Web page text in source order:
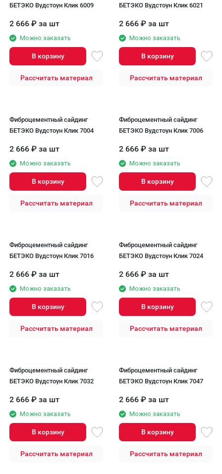
БЕТЭКО Вудстоун Клик 6009
2 666 ₽ за шт
Можно заказать
В корзину
Рассчитать материал
БЕТЭКО Вудстоун Клик 6021
2 666 ₽ за шт
Можно заказать
В корзину
Рассчитать материал
Фиброцементный сайдинг
БЕТЭКО Вудстоун Клик 7004
2 666 ₽ за шт
Можно заказать
В корзину
Рассчитать материал
Фиброцементный сайдинг
БЕТЭКО Вудстоун Клик 7006
2 666 ₽ за шт
Можно заказать
В корзину
Рассчитать материал
Фиброцементный сайдинг
БЕТЭКО Вудстоун Клик 7016
2 666 ₽ за шт
Можно заказать
В корзину
Рассчитать материал
Фиброцементный сайдинг
БЕТЭКО Вудстоун Клик 7024
2 666 ₽ за шт
Можно заказать
В корзину
Рассчитать материал
Фиброцементный сайдинг
БЕТЭКО Вудстоун Клик 7032
2 666 ₽ за шт
Можно заказать
В корзину
Рассчитать материал
Фиброцементный сайдинг
БЕТЭКО Вудстоун Клик 7047
2 666 ₽ за шт
Можно заказать
В корзину
Рассчитать материал